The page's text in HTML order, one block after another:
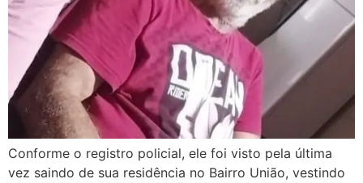
Conforme o registro policial, ele foi visto pela última
vez saindo de sua residência no Bairro União, vestindo